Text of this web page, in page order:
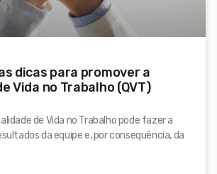
dicas para promover a
Vida no Trabalho (QVT)
de Vida no Trabalho pode fazer a
da equipe e, por consequência, da